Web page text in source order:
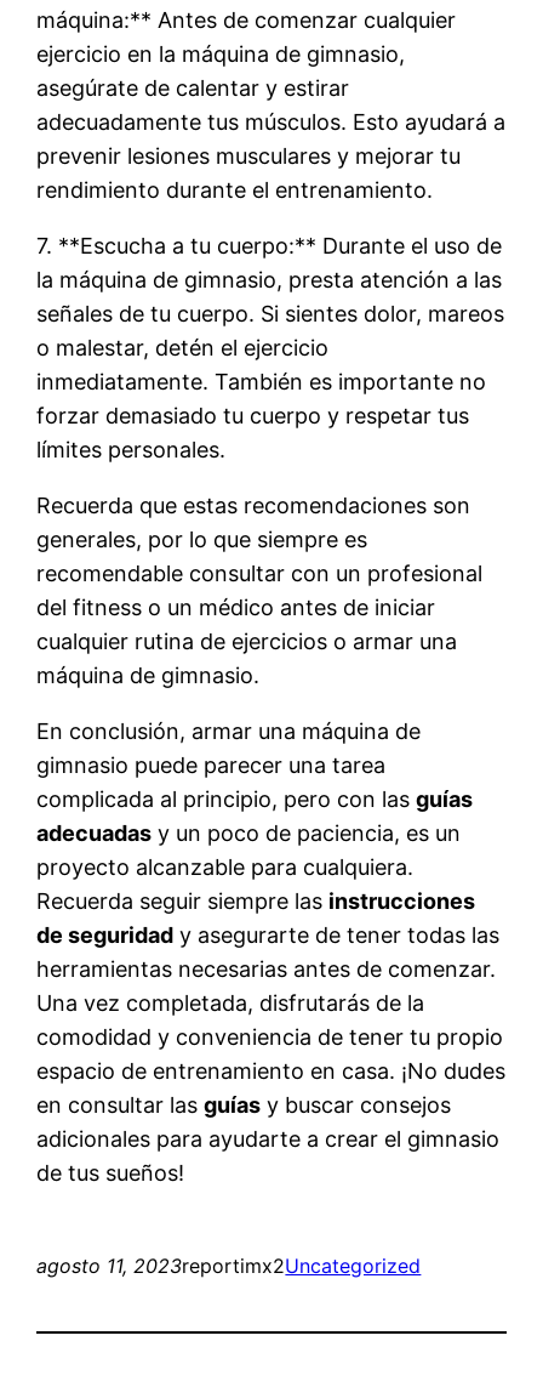
máquina:** Antes de comenzar cualquier
ejercicio en la máquina de gimnasio,
asegúrate de calentar y estirar
adecuadamente tus músculos. Esto ayudará a
prevenir lesiones musculares y mejorar tu
rendimiento durante el entrenamiento.
7. **Escucha a tu cuerpo:** Durante el uso de
la máquina de gimnasio, presta atención a las
señales de tu cuerpo. Si sientes dolor, mareos
o malestar, detén el ejercicio
inmediatamente. También es importante no
forzar demasiado tu cuerpo y respetar tus
límites personales.
Recuerda que estas recomendaciones son
generales, por lo que siempre es
recomendable consultar con un profesional
del fitness o un médico antes de iniciar
cualquier rutina de ejercicios o armar una
máquina de gimnasio.
En conclusión, armar una máquina de
gimnasio puede parecer una tarea
complicada al principio, pero con lasguías
adecuadas y un poco de paciencia, es un
proyecto alcanzable para cualquiera.
Recuerda seguir siempre las instrucciones
de seguridad y asegurarte de tener todas las
herramientas necesarias antes de comenzar.
Una vez completada, disfrutarás de la
comodidad y conveniencia de tener tu propio
espacio de entrenamiento en casa. ¡No dudes
en consultar lasguías y buscar consejos
adicionales para ayudarte a crear el gimnasio
de tus sueños!
agosto 11, 2023reportimx2Uncategorized